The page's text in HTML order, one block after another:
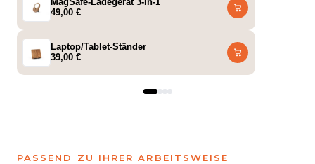
49,00 €
Laptop/Tablet-Ständer
39,00 €
PASSEND ZU IHRER ARBEITSWEISE